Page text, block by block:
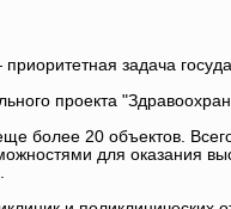
задача
проекта
более 20 объектов.
для оказания